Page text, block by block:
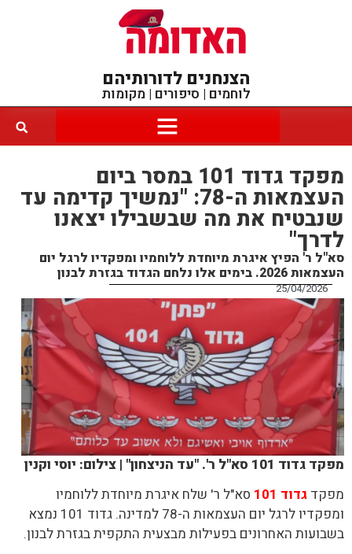
הצנחנים לדורותיהם
לוחמים | סיפורים | מקומות
מפקד גדוד 101 במסר ביום
העצמאות ה-78: "נמשיך קדימה עד
שנבטיח את מה שבשבילו יצאנו
לדרך"
סא"ל ר' הפיץ איגרת מיוחדת ללוחמיו ומפקדיו לרגל יום
העצמאות 2026. בימים אלו נלחם הגדוד בגזרת לבנון
25/04/2026
מפקד גדוד 101 סא"ל ר'. "עד הניצחון" | צילום: יוסי וקנין
מפקד גדוד 101
סא"ל ר' שלח איגרת מיוחדת ללוחמיו
ומפקדיו לרגל יום העצמאות ה-78 למדינה. גדוד 101 נמצא
בשבועות האחרונים בפעילות מבצעית התקפית בגזרת לבנון.